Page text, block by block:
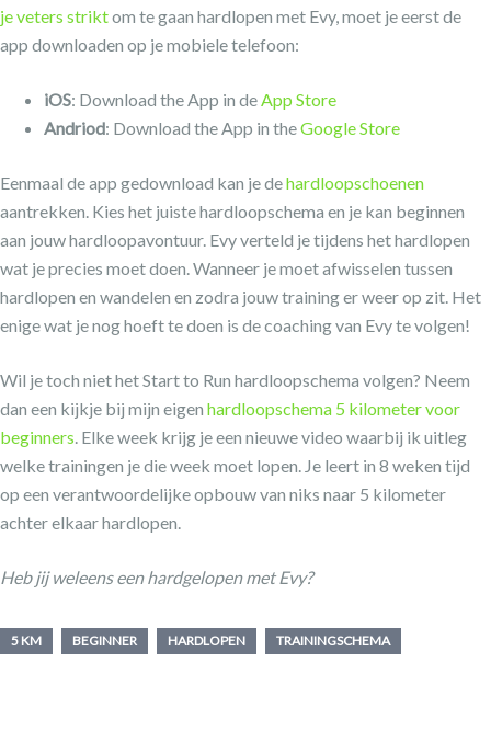
je veters striktom te gaan hardlopen met Evy, moet je eerst de
app downloaden op je mobiele telefoon:
iOS: Download the App in deApp Store
Andriod: Download the App in theGoogle Store
Eenmaal de app gedownload kan je dehardloopschoenen
aantrekken. Kies het juiste hardloopschema en je kan beginnen
aan jouw hardloopavontuur. Evy verteld je tijdens het hardlopen
wat je precies moet doen. Wanneer je moet afwisselen tussen
hardlopen en wandelen en zodra jouw training er weer op zit. Het
enige wat je nog hoeft te doen is de coaching van Evy te volgen!
Wil je toch niet het Start to Run hardloopschema volgen? Neem
dan een kijkje bij mijn eigen hardloopschema 5 kilometer voor
beginners. Elke week krijg je een nieuwe video waarbij ik uitleg
welke trainingen je die week moet lopen. Je leert in 8 weken tijd
op een verantwoordelijke opbouw van niks naar 5 kilometer
achter elkaar hardlopen.
Heb jij weleens een hardgelopen met Evy?
5 KM BEGINNER HARDLOPEN TRAININGSCHEMA